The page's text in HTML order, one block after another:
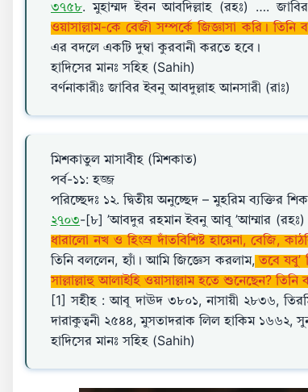
৩৭৫৮. মুহাম্মদ ইবন আবদিল্লাহ (রহঃ) ….
ওয়াসাল্লাম-কে বেজী সম্পর্কে জিজ্ঞাসা করি। তিনি
এর বদলে একটি দুম্বা কুরবানী করতে হবে।
হাদিসের মানঃ সহিহ (Sahih)
বর্ণনাকারীঃ জাবির ইবনু আবদুল্লাহ আনসারী (রাঃ)
মিশকাতুল মাসাবীহ (মিশকাত)
পর্ব-১১: হজ্জ
পরিচ্ছেদঃ ১২. দ্বিতীয় অনুচ্ছেদ – মুহরিম ব্যক্তির
২৭০৩-[৮] ’আবদুর রহমান ইবনু আবূ ’আম্মার (রহঃ)
ধারালো নখ ও হিংস্র দাঁতবিশিষ্ট হায়েনা, বেজি,
তিনি বললেন, হ্যাঁ। আমি জিজ্ঞেস করলাম, তবে যবু’
সাল্লাল্লাহু আলাইহি ওয়াসাল্লাম হতে শুনেছেন? তিনি
[1] সহীহ : আবূ দাঊদ ৩৮০১, নাসায়ী ২৮৩৬,
দারাকুত্বনী ২৫৪৪, মুসতাদরাক লিল হাকিম ১৬৬২,
হাদিসের মানঃ সহিহ (Sahih)